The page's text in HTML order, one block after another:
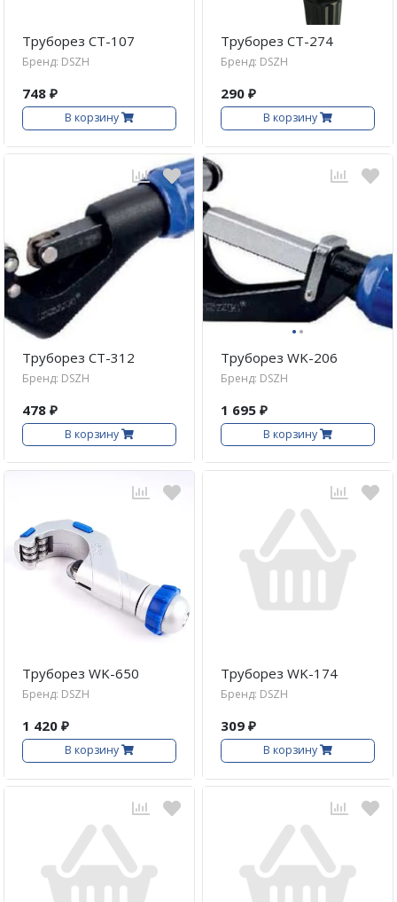
Труборез CT-107
Бренд: DSZH
748 ₽
В корзину
Труборез CT-274
Бренд: DSZH
290 ₽
В корзину
Труборез CT-312
Бренд: DSZH
478 ₽
В корзину
··
Труборез WK-206
Бренд: DSZH
1 695 ₽
В корзину
Труборез WK-650
Бренд: DSZH
1 420 ₽
В корзину
Труборез WK-174
Бренд: DSZH
309 ₽
В корзину